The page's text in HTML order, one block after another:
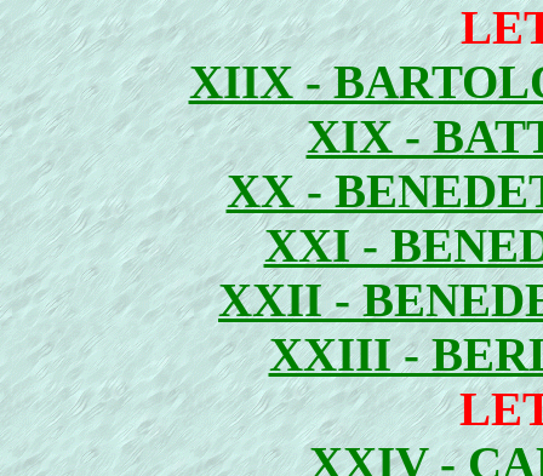
XIIX -
XIX -
XX -
XXI -
XXII -
XXIII -
XXIV -